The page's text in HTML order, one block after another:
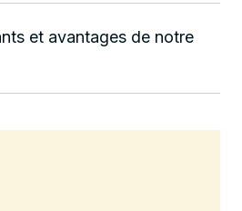
et avantages de notre